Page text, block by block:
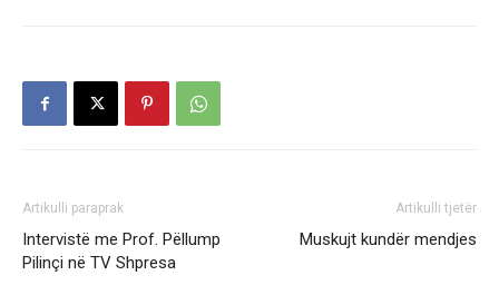
Artikulli paraprak
Intervistë me Prof. Pëllump
Pilinçi në TV Shpresa
Artikulli tjetër
Muskujt kundër mendjes